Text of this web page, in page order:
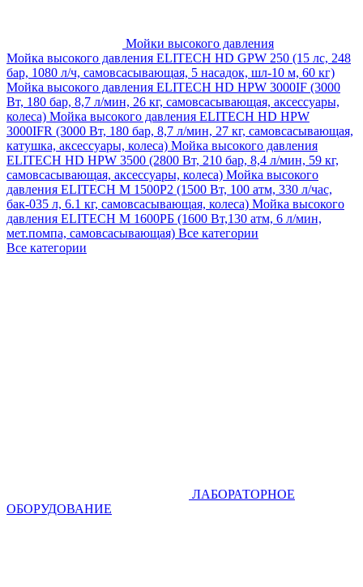
Мойки высокого давления
Мойка высокого давления ELITECH HD GPW 250 (15 лс, 248
бар, 1080 л/ч, самовсасывающая, 5 насадок, шл-10 м, 60 кг)
Мойка высокого давления ELITECH HD HPW 3000IF (3000
Вт, 180 бар, 8,7 л/мин, 26 кг, самовсасывающая, аксессуары,
колеса) Мойка высокого давления ELITECH HD HPW
3000IFR (3000 Вт, 180 бар, 8,7 л/мин, 27 кг, самовсасывающая,
катушка, аксессуары, колеса) Мойка высокого давления
ELITECH HD HPW 3500 (2800 Вт, 210 бар, 8,4 л/мин, 59 кг,
самовсасывающая, аксессуары, колеса) Мойка высокого
давления ELITECH M 1500P2 (1500 Вт, 100 атм, 330 л/час,
бак-035 л, 6.1 кг, самовсасывающая, колеса) Мойка высокого
давления ELITECH М 1600РБ (1600 Вт,130 атм, 6 л/мин,
мет.помпа, самовсасывающая) Все категории
Все категории
ЛАБОРАТОРНОЕ
ОБОРУДОВАНИЕ